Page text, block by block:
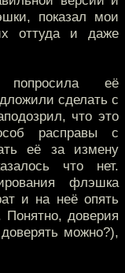
показал мои
оттуда и даже
её
сделать с
что это
расправы с
её за измену
что нет.
флэшка
и на неё опять
доверия
можно?),